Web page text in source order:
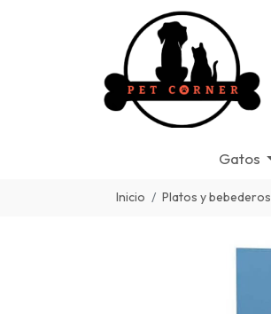
Gatos
Inicio Platos y bebederos